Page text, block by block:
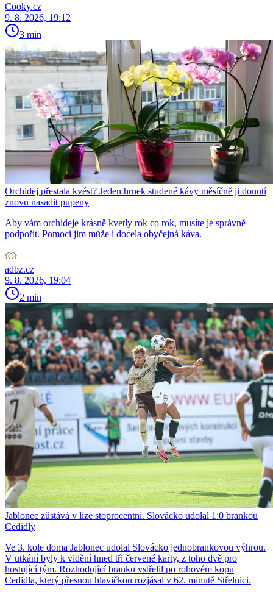
Cooky.cz
9. 8. 2026, 19:12
3 min
Orchidej přestala kvést? Jeden hrnek studené kávy měsíčně ji donutí
znovu nasadit pupeny
Aby vám orchideje krásně kvetly rok co rok, musíte je správně
podpořit. Pomoci jim může i docela obyčejná káva.
adbz.cz
9. 8. 2026, 19:04
2 min
Jablonec zůstává v lize stoprocentní. Slovácko udolal 1:0 brankou
Cedidly
Ve 3. kole doma Jablonec udolal Slovácko jednobrankovou výhrou.
V utkání byly k vidění hned tři červené karty, z toho dvě pro
hostující tým. Rozhodující branku vstřelil po rohovém kopu
Cedidla, který přesnou hlavičkou rozjásal v 62. minutě Střelnici.